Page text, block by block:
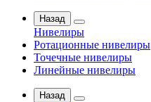
Назад
Нивелиры
Ротационные нивелиры
Точечные нивелиры
Линейные нивелиры
Назад